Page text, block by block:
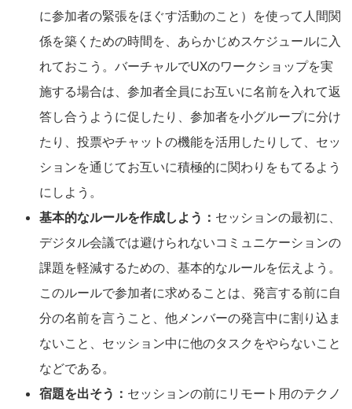
に参加者の緊張をほぐす活動のこと）を使って人間関
係を築くための時間を、あらかじめスケジュールに入
れておこう。バーチャルでUXのワークショップを実
施する場合は、参加者全員にお互いに名前を入れて返
答し合うように促したり、参加者を小グループに分け
たり、投票やチャットの機能を活用したりして、セッ
ションを通じてお互いに積極的に関わりをもてるよう
にしよう。
基本的なルールを作成しよう： セッションの最初に、
デジタル会議では避けられないコミュニケーションの
課題を軽減するための、基本的なルールを伝えよう。
このルールで参加者に求めることは、発言する前に自
分の名前を言うこと、他メンバーの発言中に割り込ま
ないこと、セッション中に他のタスクをやらないこと
などである。
宿題を出そう： セッションの前にリモート用のテクノ